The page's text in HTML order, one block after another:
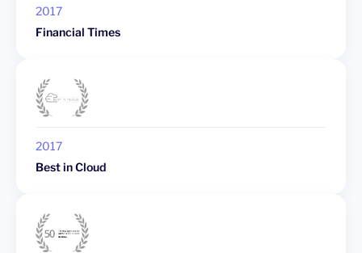
2017
Financial Times
2017
Best in Cloud